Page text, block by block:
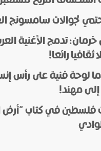
لجوالات سامسونج
خرمان: تدمج الأغنية
ثقافيا رائعا!
لوحة فنية على رأس
إلى مهند!
فلسطين في كتاب “أرض